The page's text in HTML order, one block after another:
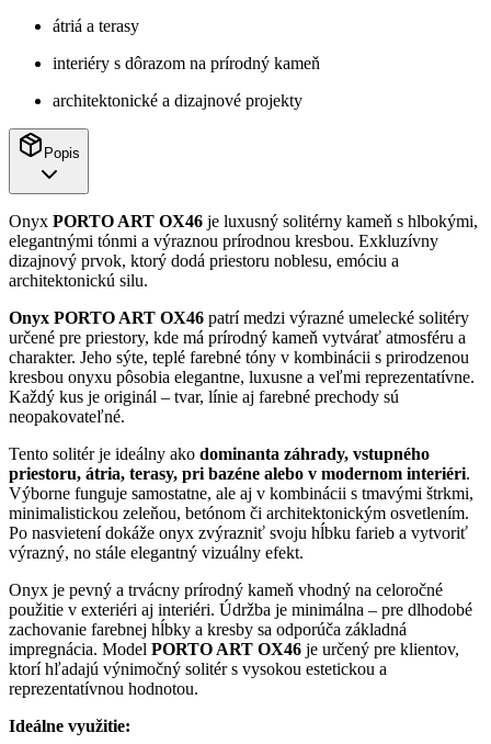
átriá a terasy
interiéry s dôrazom na prírodný kameň
architektonické a dizajnové projekty
Popis
Onyx PORTO ART OX46 je luxusný solitérny kameň s hlbokými,
elegantnými tónmi a výraznou prírodnou kresbou. Exkluzívny
dizajnový prvok, ktorý dodá priestoru noblesu, emóciu a
architektonickú silu.
Onyx PORTO ART OX46 patrí medzi výrazné umelecké solitéry
určené pre priestory, kde má prírodný kameň vytvárať atmosféru a
charakter. Jeho sýte, teplé farebné tóny v kombinácii s prirodzenou
kresbou onyxu pôsobia elegantne, luxusne a veľmi reprezentatívne.
Každý kus je originál – tvar, línie aj farebné prechody sú
neopakovateľné.
Tento solitér je ideálny ako dominanta záhrady, vstupného
priestoru, átria, terasy, pri bazéne alebo v modernom interiéri.
Výborne funguje samostatne, ale aj v kombinácii s tmavými štrkmi,
minimalistickou zeleňou, betónom či architektonickým osvetlením.
Po nasvietení dokáže onyx zvýrazniť svoju hĺbku farieb a vytvoriť
výrazný, no stále elegantný vizuálny efekt.
Onyx je pevný a trvácny prírodný kameň vhodný na celoročné
použitie v exteriéri aj interiéri. Údržba je minimálna – pre dlhodobé
zachovanie farebnej hĺbky a kresby sa odporúča základná
impregnácia. Model PORTO ART OX46 je určený pre klientov,
ktorí hľadajú výnimočný solitér s vysokou estetickou a
reprezentatívnou hodnotou.
Ideálne využitie: